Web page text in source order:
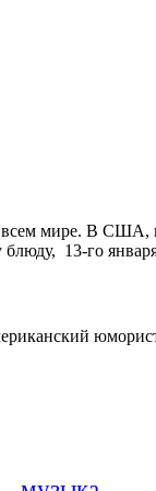
мире. В
13-го